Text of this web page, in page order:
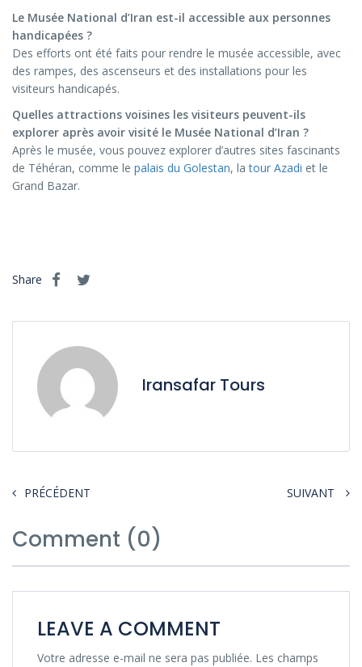
Le Musée National d’Iran est-il accessible aux personnes
handicapées ?
Des efforts ont été faits pour rendre le musée accessible, avec
des rampes, des ascenseurs et des installations pour les
visiteurs handicapés.
Quelles attractions voisines les visiteurs peuvent-ils
explorer après avoir visité le Musée National d’Iran ?
Après le musée, vous pouvez explorer d’autres sites fascinants
de Téhéran, comme le palais du Golestan, latour Azadi et le
Grand Bazar.
Share
Iransafar Tours
PRÉCÉDENT SUIVANT
Comment (0)
LEAVE A COMMENT
Votre adresse e-mail ne sera pas publiée. Les champs